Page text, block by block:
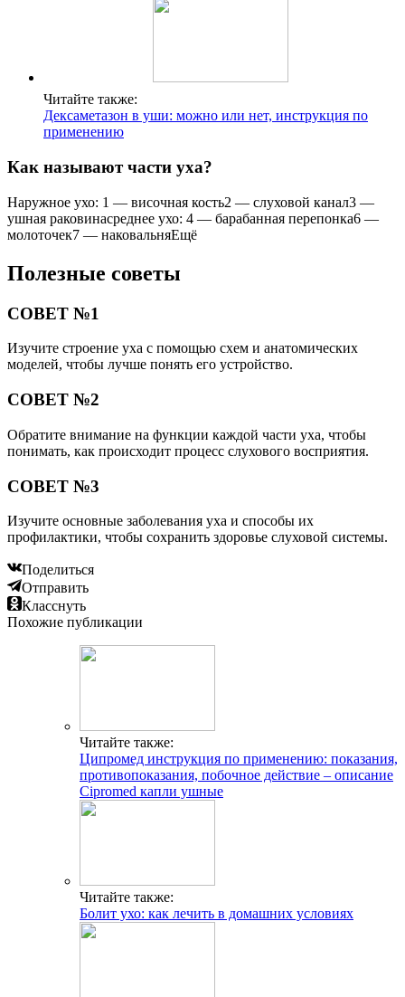
Читайте также:
Дексаметазон в уши: можно или нет, инструкция по
применению
Как называют части уха?
Наружное ухо: 1 — височная кость2 — слуховой канал3 —
ушная раковинасреднее ухо: 4 — барабанная перепонка6 —
молоточек7 — наковальняЕщё
Полезные советы
СОВЕТ №1
Изучите строение уха с помощью схем и анатомических
моделей, чтобы лучше понять его устройство.
СОВЕТ №2
Обратите внимание на функции каждой части уха, чтобы
понимать, как происходит процесс слухового восприятия.
СОВЕТ №3
Изучите основные заболевания уха и способы их
профилактики, чтобы сохранить здоровье слуховой системы.
Поделиться
Отправить
Класснуть
Похожие публикации
Читайте также:
Ципромед инструкция по применению: показания,
противопоказания, побочное действие – описание
Cipromed капли ушные
Читайте также:
Болит ухо: как лечить в домашних условиях